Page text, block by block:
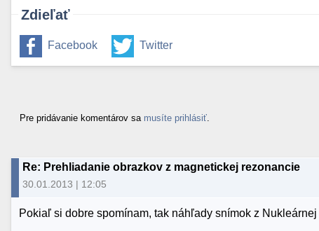
Zdieľať
Facebook Twitter
Pre pridávanie komentárov sa musíte prihlásiť
Re: Prehliadanie obrazkov z magnetickej rezonancie
30.01.2013 | 12:05
Pokiaľ si dobre spomínam, tak náhľady snímok z